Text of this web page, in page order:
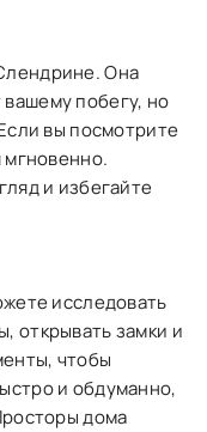
Она
побегу, но
вы посмотрите
мгновенно.
и избегайте
исследовать
открывать замки и
чтобы
и обдуманно,
дома